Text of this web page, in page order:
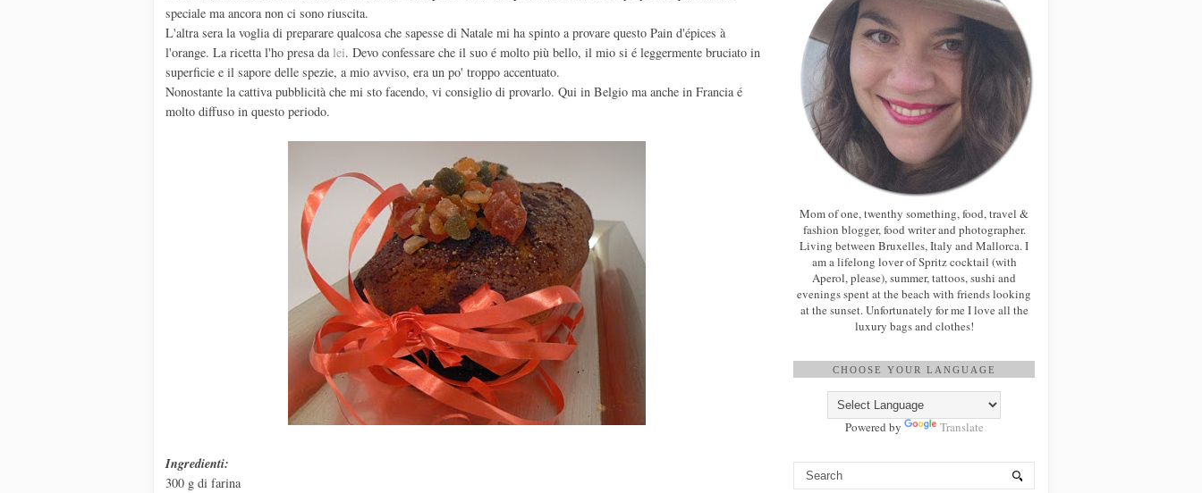
speciale ma ancora non ci sono riuscita.
L'altra sera la voglia di preparare qualcosa che sapesse di Natale mi ha spinto a provare questo Pain d'épices à
l'orange. La ricetta l'ho presa da lei. Devo confessare che il suo é molto più bello, il mio si é leggermente bruciato in
superficie e il sapore delle spezie, a mio avviso, era un po' troppo accentuato.
Nonostante la cattiva pubblicità che mi sto facendo, vi consiglio di provarlo. Qui in Belgio ma anche in Francia é
molto diffuso in questo periodo.
Ingredienti:
300 g di farina
Mom of one, twenthy something, food, travel &
fashion blogger, food writer and photographer.
Living between Bruxelles, Italy and Mallorca. I
am a lifelong lover of Spritz cocktail (with
Aperol, please), summer, tattoos, sushi and
evenings spent at the beach with friends looking
at the sunset. Unfortunately for me I love all the
luxury bags and clothes!
CHOOSE YOUR LANGUAGE
Powered by Translate